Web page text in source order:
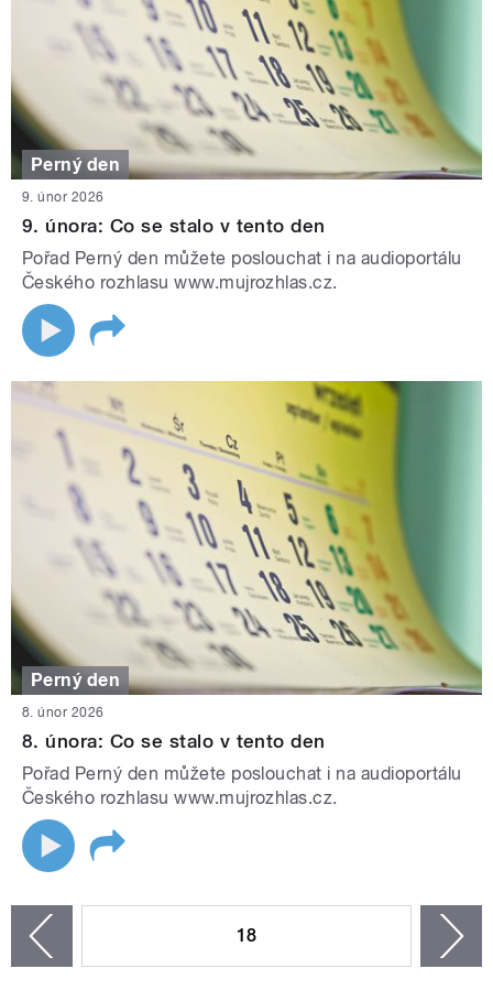
Perný den
9. únor 2026
9. února: Co se stalo v tento den
Pořad Perný den můžete poslouchat i na audioportálu
Českého rozhlasu www.mujrozhlas.cz.
Perný den
8. únor 2026
8. února: Co se stalo v tento den
Pořad Perný den můžete poslouchat i na audioportálu
Českého rozhlasu www.mujrozhlas.cz.
18